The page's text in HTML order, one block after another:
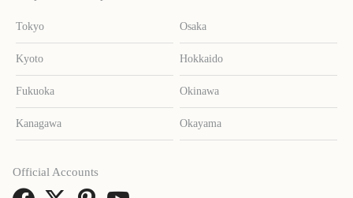
Tokyo Osaka
Kyoto Hokkaido
Fukuoka Okinawa
Kanagawa Okayama
Official Accounts